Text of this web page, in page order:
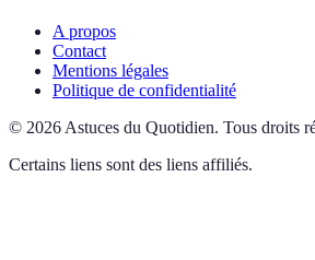
A propos
Contact
Mentions légales
Politique de confidentialité
© 2026Astuces du Quotidien. Tous droits
Certains liens sont des liens affiliés.